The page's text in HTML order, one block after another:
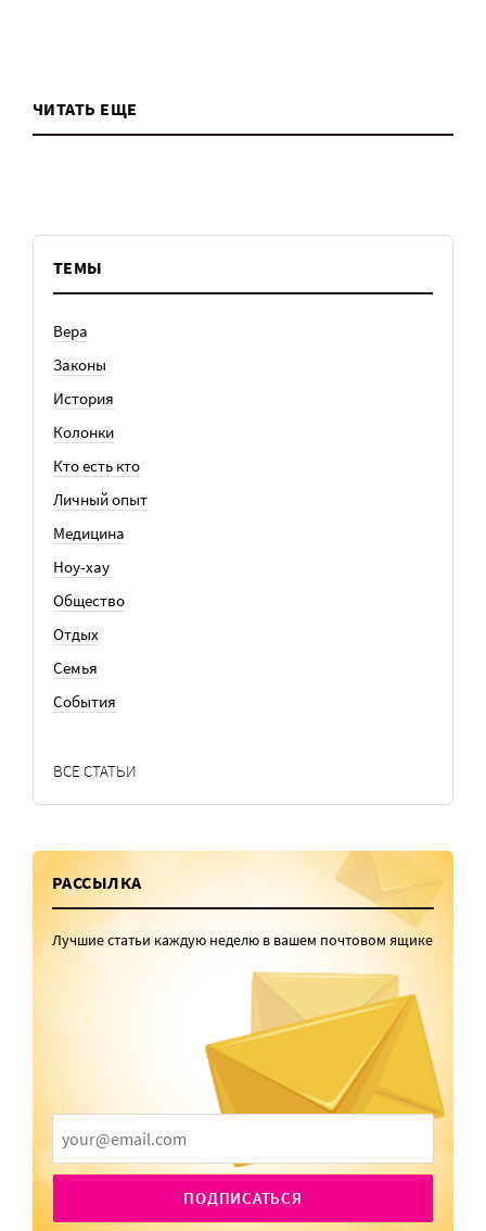
ЧИТАТЬ ЕЩЕ
ТЕМЫ
Вера
Законы
История
Колонки
Кто есть кто
Личный опыт
Медицина
Ноу-хау
Общество
Отдых
Семья
События
ВСЕ СТАТЬИ
РАССЫЛКА
Лучшие статьи каждую неделю в вашем почтовом ящике
ПОДПИСАТЬСЯ